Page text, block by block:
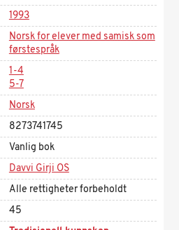
1993
Norsk for elever med samisk som
førstespråk
1-4
5-7
Norsk
8273741745
Vanlig bok
Davvi Girji OS
Alle rettigheter forbeholdt
45